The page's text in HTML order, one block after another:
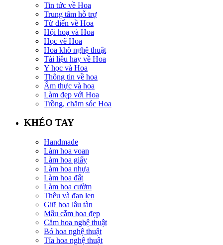
Tin tức về Hoa
Trung tâm hỗ trợ
Từ điển về Hoa
Hội hoạ và Hoa
Học vẽ Hoa
Hoa khô nghệ thuật
Tài liệu hay về Hoa
Y học và Hoa
Thông tin về hoa
Ẩm thực và hoa
Làm đẹp với Hoa
Trồng, chăm sóc Hoa
KHÉO TAY
Handmade
Làm hoa voan
Làm hoa giấy
Làm hoa nhựa
Làm hoa đất
Làm hoa cườm
Thêu và đan len
Giữ hoa lâu tàn
Mẫu cắm hoa đẹp
Cắm hoa nghệ thuật
Bó hoa nghệ thuật
Tỉa hoa nghệ thuật